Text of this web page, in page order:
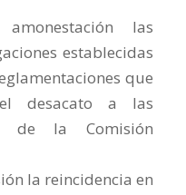
las
establecidas
que
desacato a las
de la Comisión
la reincidencia en